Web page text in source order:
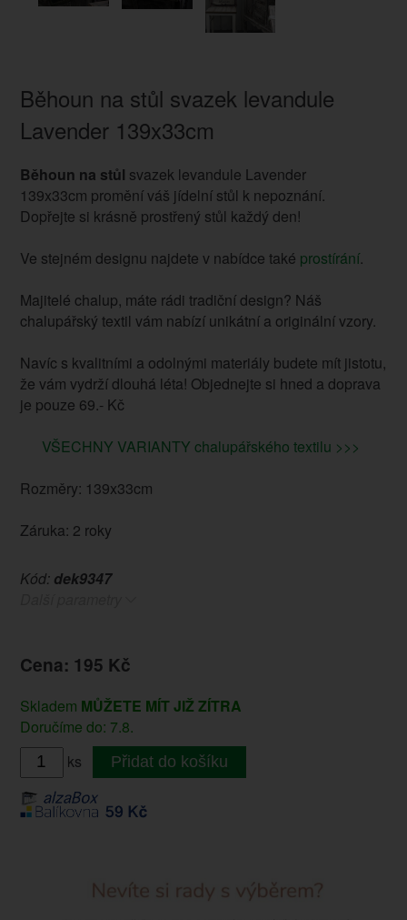
Běhoun na stůl svazek levandule
Lavender 139x33cm
Běhoun na stůl svazek levandule Lavender
139x33cm promění váš jídelní stůl k nepoznání.
Dopřejte si krásně prostřený stůl každý den!
Ve stejném designu najdete v nabídce také prostírání.
Majitelé chalup, máte rádi tradiční design? Náš
chalupářský textil vám nabízí unikátní a originální vzory.
Navíc s kvalitními a odolnými materiály budete mít jistotu,
že vám vydrží dlouhá léta! Objednejte si hned a doprava
je pouze 69.- Kč
VŠECHNY VARIANTY chalupářského textilu >>>
Rozměry: 139x33cm
Záruka: 2 roky
Kód: dek9347
Cena: 195 Kč
Skladem MŮŽETE MÍT JIŽ ZÍTRA
Doručíme do: 7.8.
ks
Přidat do košíku